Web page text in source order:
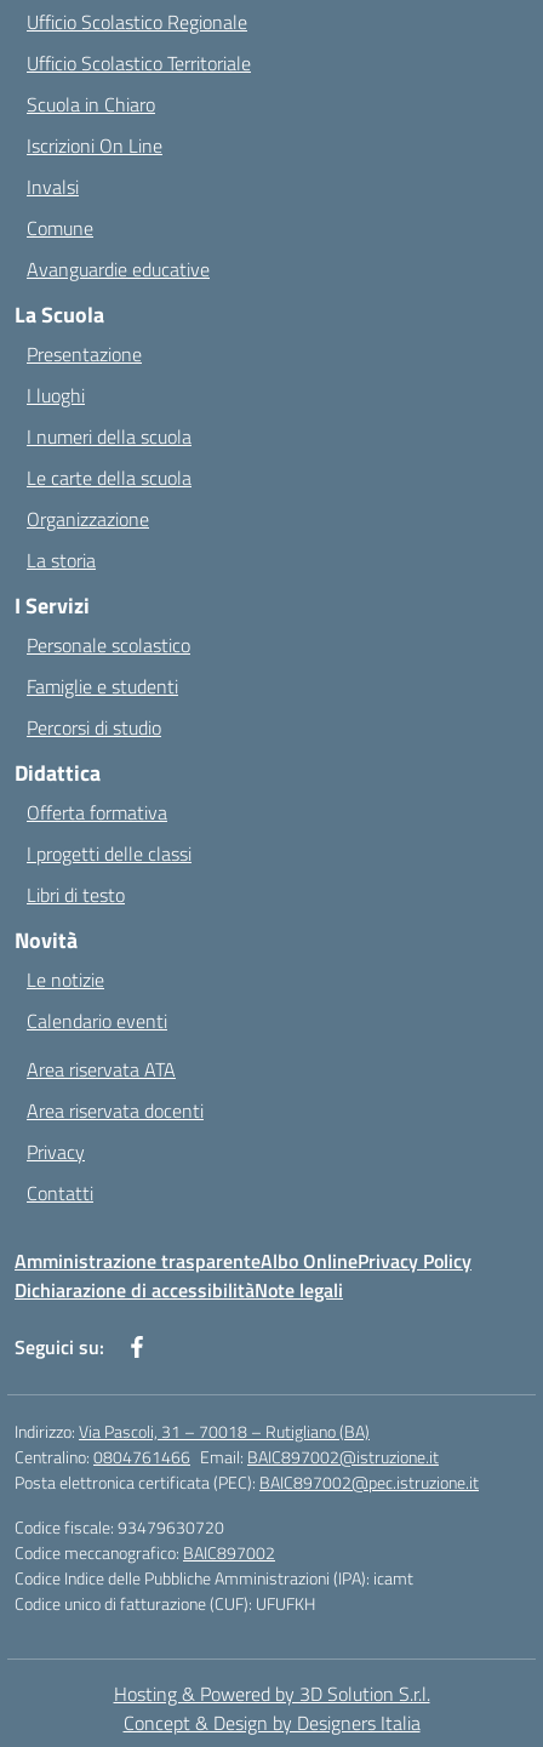
Ufficio Scolastico Regionale
Ufficio Scolastico Territoriale
Scuola in Chiaro
Iscrizioni On Line
Invalsi
Comune
Avanguardie educative
La Scuola
Presentazione
I luoghi
I numeri della scuola
Le carte della scuola
Organizzazione
La storia
I Servizi
Personale scolastico
Famiglie e studenti
Percorsi di studio
Didattica
Offerta formativa
I progetti delle classi
Libri di testo
Novità
Le notizie
Calendario eventi
Area riservata ATA
Area riservata docenti
Privacy
Contatti
Amministrazione trasparenteAlbo OnlinePrivacy Policy
Dichiarazione di accessibilitàNote legali
Seguici su:
Indirizzo:Via Pascoli, 31 – 70018 – Rutigliano (BA)
Centralino:0804761466 Email: BAIC897002@istruzione.it
Posta elettronica certificata (PEC): BAIC897002@pec.istruzione.it
Codice fiscale: 93479630720
Codice meccanografico: BAIC897002
Codice Indice delle Pubbliche Amministrazioni (IPA): icamt
Codice unico di fatturazione (CUF): UFUFKH
Hosting & Powered by 3D Solution S.r.l.
Concept & Design by Designers Italia